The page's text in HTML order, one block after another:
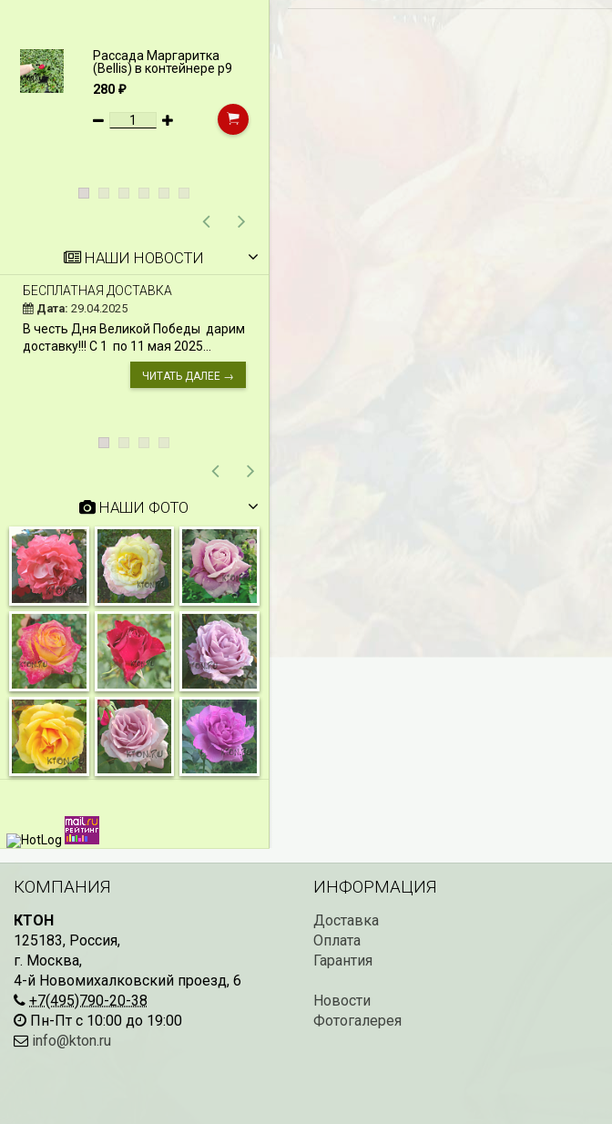
Рассада Маргаритка
(Bellis) в контейнере p9
280₽
НАШИ НОВОСТИ
БЕСПЛАТНАЯ ДОСТАВКА
Дата: 29.04.2025
В честь Дня Великой Победы дарим
доставку!!! С 1 по 11 мая 2025...
ЧИТАТЬ ДАЛЕЕ →
НАШИ ФОТО
КОМПАНИЯ
КТОН
125183, Россия,
г. Москва,
4-й Новомихалковский проезд, 6
+7(495)790-20-38
Пн-Пт с 10:00 до 19:00
info@kton.ru
ИНФОРМАЦИЯ
Доставка
Оплата
Гарантия
Новости
Фотогалерея